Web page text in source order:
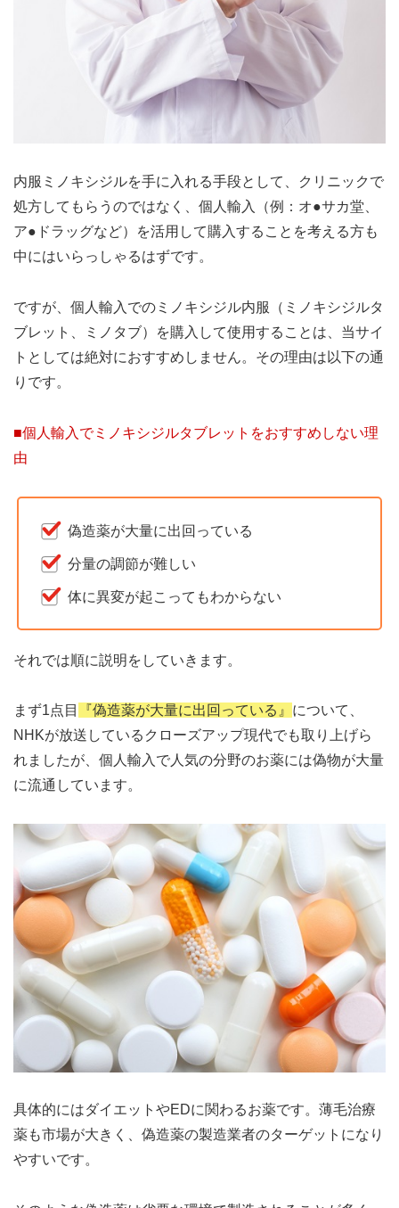
内服ミノキシジルを手に入れる手段として、クリニックで
処方してもらうのではなく、個人輸入（例：オ●サカ堂、
ア●ドラッグなど）を活用して購入することを考える方も
中にはいらっしゃるはずです。
ですが、個人輸入でのミノキシジル内服（ミノキシジルタ
ブレット、ミノタブ）を購入して使用することは、当サイ
トとしては絶対におすすめしません。その理由は以下の通
りです。
■個人輸入でミノキシジルタブレットをおすすめしない理
由
偽造薬が大量に出回っている
分量の調節が難しい
体に異変が起こってもわからない
それでは順に説明をしていきます。
まず1点目 『偽造薬が大量に出回っている』 について、
NHKが放送しているクローズアップ現代でも取り上げら
れましたが、個人輸入で人気の分野のお薬には偽物が大量
に流通しています。
具体的にはダイエットやEDに関わるお薬です。薄毛治療
薬も市場が大きく、偽造薬の製造業者のターゲットになり
やすいです。